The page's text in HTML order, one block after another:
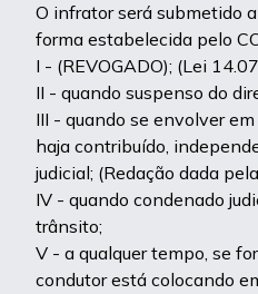
O infrator será submetido
forma estabelecida pelo
I - (REVOGADO); (Lei
II - quando suspenso do
III - quando se envolver
haja contribuído,
judicial; (Redação dada
IV - quando condenado
trânsito;
V - a qualquer tempo, se
condutor está colocando